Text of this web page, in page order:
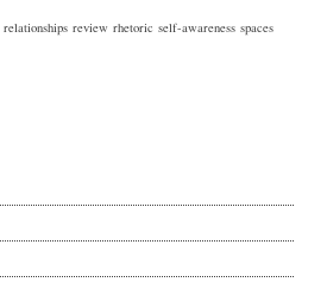
relationships review rhetoric self-awareness spaces